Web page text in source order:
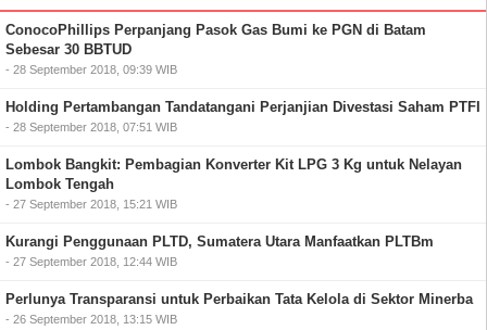
ConocoPhillips Perpanjang Pasok Gas Bumi ke PGN di Batam
Sebesar 30 BBTUD
- 28 September 2018, 09:39 WIB
Holding Pertambangan Tandatangani Perjanjian Divestasi Saham PTFI
- 28 September 2018, 07:51 WIB
Lombok Bangkit: Pembagian Konverter Kit LPG 3 Kg untuk Nelayan
Lombok Tengah
- 27 September 2018, 15:21 WIB
Kurangi Penggunaan PLTD, Sumatera Utara Manfaatkan PLTBm
- 27 September 2018, 12:44 WIB
Perlunya Transparansi untuk Perbaikan Tata Kelola di Sektor Minerba
- 26 September 2018, 13:15 WIB